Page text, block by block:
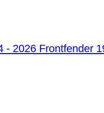
Frontfender